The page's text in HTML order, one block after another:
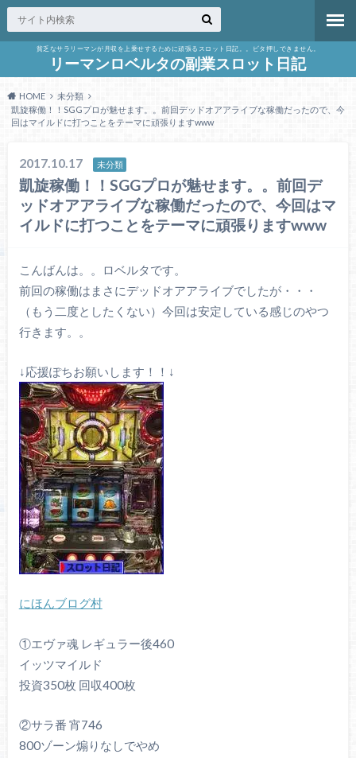
貧乏なサラリーマンが月収を上乗せするために頑張るスロット日記。。ビタ押しできません。
リーマンロベルタの副業スロット日記
HOME
未分類
凱旋稼働！！SGGプロが魅せます。。前回デッドオアアライブな稼働だったので、今
回はマイルドに打つことをテーマに頑張りますwww
2017.10.17 未分類
凱旋稼働！！SGGプロが魅せます。。前回デ
ッドオアアライブな稼働だったので、今回はマ
イルドに打つことをテーマに頑張りますwww
こんばんは。。ロベルタです。
前回の稼働はまさにデッドオアアライブでしたが・・・
（もう二度としたくない）今回は安定している感じのやつ
行きます。。
↓応援ぽちお願いします！！↓
にほんブログ村
①エヴァ魂 レギュラー後460
イッツマイルド
投資350枚 回収400枚
②サラ番 宵746
800ゾーン煽りなしでやめ